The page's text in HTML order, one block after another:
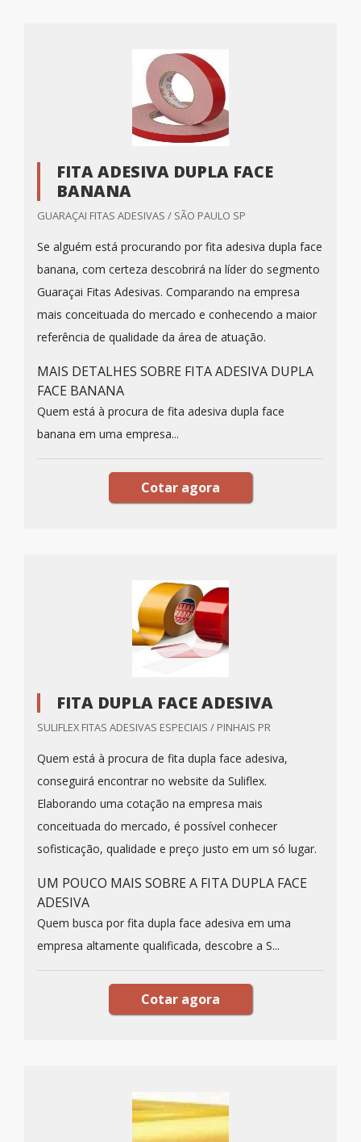
FITA ADESIVA DUPLA FACE
BANANA
GUARAÇAI FITAS ADESIVAS / SÃO PAULO SP
Se alguém está procurando por fita adesiva dupla face
banana, com certeza descobrirá na líder do segmento
Guaraçai Fitas Adesivas. Comparando na empresa
mais conceituada do mercado e conhecendo a maior
referência de qualidade da área de atuação.
MAIS DETALHES SOBRE FITA ADESIVA DUPLA
FACE BANANA
Quem está à procura de fita adesiva dupla face
banana em uma empresa...
Cotar agora
FITA DUPLA FACE ADESIVA
SULIFLEX FITAS ADESIVAS ESPECIAIS / PINHAIS PR
Quem está à procura de fita dupla face adesiva,
conseguirá encontrar no website da Suliflex.
Elaborando uma cotação na empresa mais
conceituada do mercado, é possível conhecer
sofisticação, qualidade e preço justo em um só lugar.
UM POUCO MAIS SOBRE A FITA DUPLA FACE
ADESIVA
Quem busca por fita dupla face adesiva em uma
empresa altamente qualificada, descobre a S...
Cotar agora